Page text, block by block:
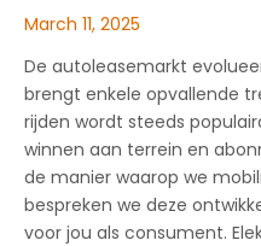
March 11, 2025
De autoleasemarkt
brengt enkele opvallende
rijden wordt steeds
winnen aan terrein en
de manier waarop we
bespreken we deze
voor jou als consument.